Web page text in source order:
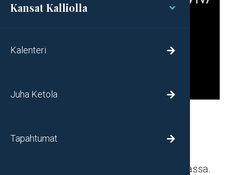
Kansat Kalliolla 
Kalenteri 
Juha Ketola 
Tapahtumat 
Ketola
Nuorisopastori Thunder Bayssa, Kanadassa.